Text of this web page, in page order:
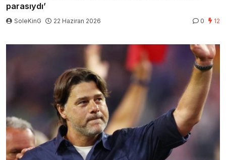
parasıydı’
SoleKinG 22 Haziran 2026 0 12